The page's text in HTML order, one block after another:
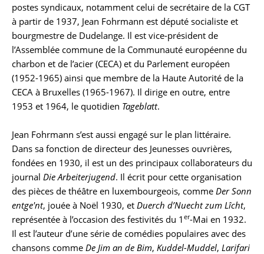
postes syndicaux, notamment celui de secrétaire de la CGT
à partir de 1937, Jean Fohrmann est député socialiste et
bourgmestre de Dudelange. Il est vice-président de
l’Assemblée commune de la Communauté européenne du
charbon et de l’acier (CECA) et du Parlement européen
(1952-1965) ainsi que membre de la Haute Autorité de la
CECA à Bruxelles (1965-1967). Il dirige en outre, entre
1953 et 1964, le quotidien Tageblatt.
Jean Fohrmann s’est aussi engagé sur le plan littéraire.
Dans sa fonction de directeur des Jeunesses ouvrières,
fondées en 1930, il est un des principaux collaborateurs du
journal Die Arbeiterjugend. Il écrit pour cette organisation
des pièces de théâtre en luxembourgeois, comme Der Sonn
entge'nt, jouée à Noël 1930, et Duerch d’Nuecht zum Lîcht,
représentée à l’occasion des festivités du 1 er-Mai en 1932.
Il est l’auteur d’une série de comédies populaires avec des
chansons comme De Jim an de Bim, Kuddel-Muddel, Larifari